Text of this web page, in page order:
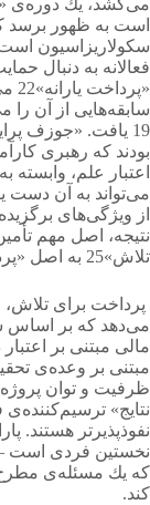
است به ظهور برسد
سكولاریزاسیون
فعالانه به دنبال
بودند كه رهبری
اعتبار علم،
می‌تواند به آن دست
از ویژگی‌های
نتیجه، اصل مهم
تلاش»25 به اصل «پرداخت برای نتایج»26 تغییر كرده است.
پرداخت برای تلاش،
می‌دهد كه بر اساس
مالی مبتنی بر
مبتنی بر وعده‌ی
ظرفیت و توان
نتایج»
نفوذپذیرتر هستند.
نخستین فردی است –
كه یك مسئله‌ی
كند.